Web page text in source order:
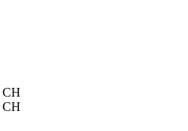
CH
CH